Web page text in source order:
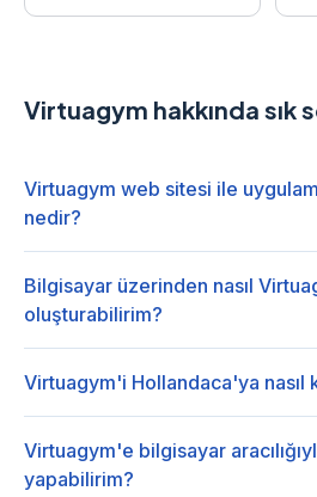
Virtuagym hakkında sık
Virtuagym web sitesi ile
nedir?
Bilgisayar üzerinden nasıl
oluşturabilirim?
Virtuagym'i Hollandaca'ya nasıl
Virtuagym'e bilgisayar
yapabilirim?